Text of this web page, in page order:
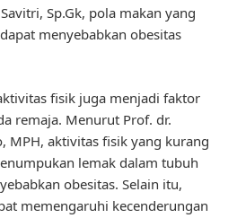
Sp.Gk, pola makan yang
menyebabkan obesitas
fisik juga menjadi faktor
remaja. Menurut Prof. dr.
MPH, aktivitas fisik yang kurang
lemak dalam tubuh
obesitas. Selain itu,
memengaruhi kecenderungan